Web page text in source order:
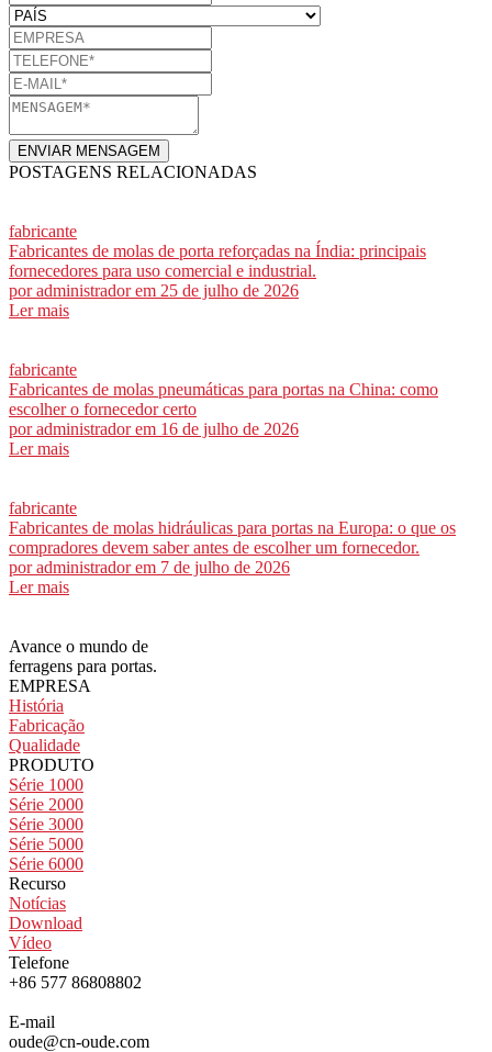
ENVIAR MENSAGEM
POSTAGENS RELACIONADAS
fabricante
Fabricantes de molas de porta reforçadas na Índia: principais
fornecedores para uso comercial e industrial.
poradministradorem 25 de julho de 2026
Ler mais
fabricante
Fabricantes de molas pneumáticas para portas na China: como
escolher o fornecedor certo
poradministradorem 16 de julho de 2026
Ler mais
fabricante
Fabricantes de molas hidráulicas para portas na Europa: o que os
compradores devem saber antes de escolher um fornecedor.
poradministradorem 7 de julho de 2026
Ler mais
Avance o mundo de
ferragens para portas.
EMPRESA
História
Fabricação
Qualidade
PRODUTO
Série 1000
Série 2000
Série 3000
Série 5000
Série 6000
Recurso
Notícias
Download
Vídeo
Telefone
+86 577 86808802
E-mail
oude@cn-oude.com